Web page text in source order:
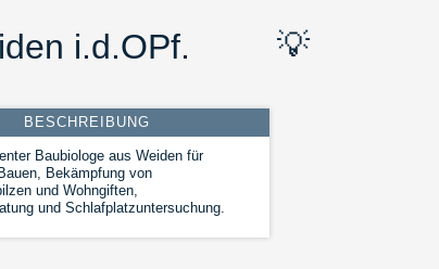
i.d.OPf. 💡
BESCHREIBUNG
Baubiologe aus Weiden für
Bekämpfung von
und Wohngiften,
und Schlafplatzuntersuchung.